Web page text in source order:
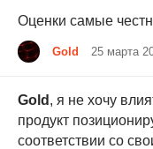
Оценки самые
Gold 25 марта
Gold , я не хочу
продукт
соответствии со